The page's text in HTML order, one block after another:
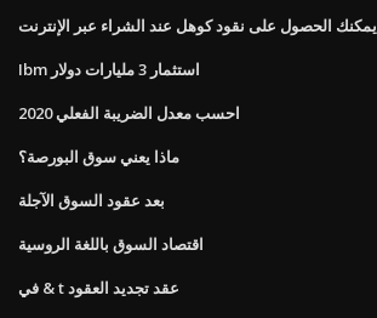
يمكنك الحصول على نقود كوهل عند الشراء عبر الإنترنت
Ibm استثمار 3 مليارات دولار
احسب معدل الضريبة الفعلي 2020
ماذا يعني سوق البورصة؟
بعد عقود السوق الآجلة
اقتصاد السوق باللغة الروسية
في & t عقد تجديد العقود